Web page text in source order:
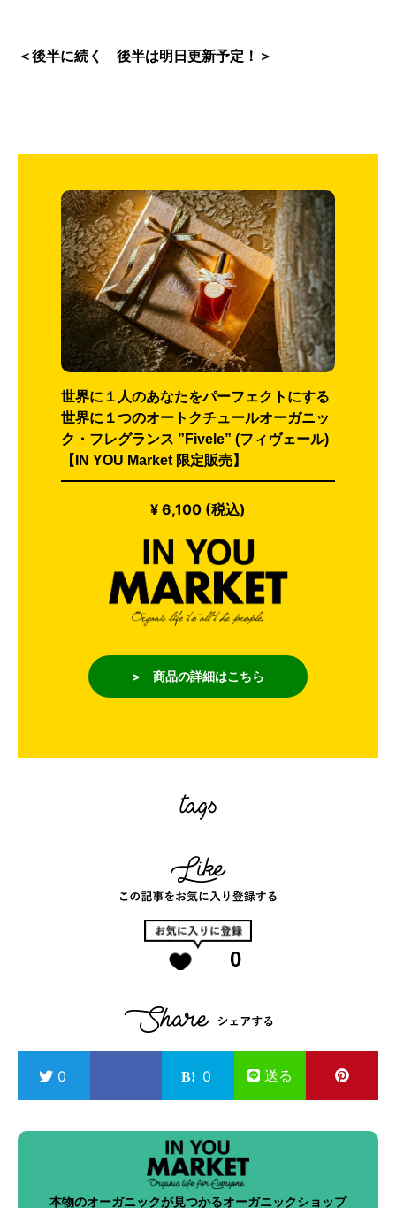
＜後半に続く 後半は明日更新予定！＞
世界に１人のあなたをパーフェクトにする
世界に１つのオートクチュールオーガニッ
ク・フレグランス ”Fivele” (フィヴェール)
【IN YOU Market 限定販売】
¥ 6,100 (税込)
> 商品の詳細はこちら
0
0 0 送る
本物のオーガニックが見つかるオーガニックショップ